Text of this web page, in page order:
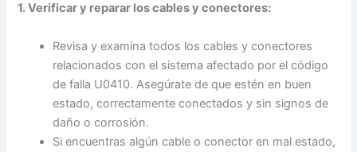
1. Verificar y reparar los cables y conectores:
Revisa y examina todos los cables y conectores
relacionados con el sistema afectado por el código
de falla U0410. Asegúrate de que estén en buen
estado, correctamente conectados y sin signos de
daño o corrosión.
Si encuentras algún cable o conector en mal estado,